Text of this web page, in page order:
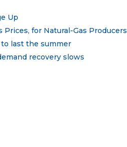
Up
Prices, for Natural-Gas Producers
last the summer
recovery slows